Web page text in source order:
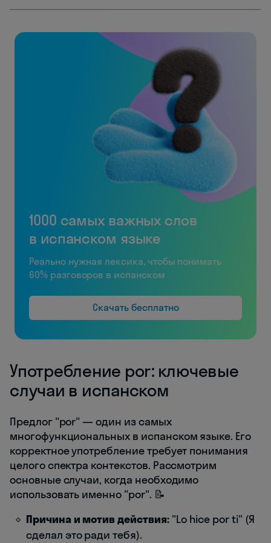
1000 самых важных слов
в испанском языке
Реально нужная лексика, чтобы понимать
60% разговоров в испанском
Скачать бесплатно
Употребление por: ключевые
случаи в испанском
Предлог "por" — один из самых
многофункциональных в испанском языке. Его
корректное употребление требует понимания
целого спектра контекстов. Рассмотрим
основные случаи, когда необходимо
использовать именно "por". 📝
Причина и мотив действия:"Lo hice por ti" (Я
сделал это ради тебя).